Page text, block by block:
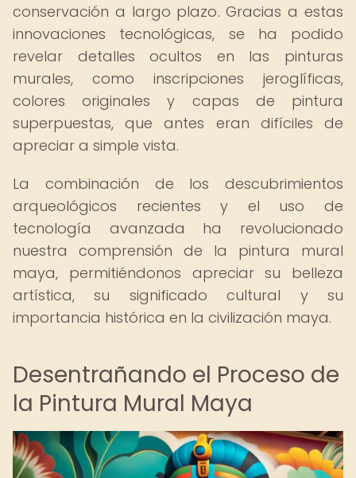
conservación a largo plazo. Gracias a estas
innovaciones tecnológicas, se ha podido
revelar detalles ocultos en las pinturas
murales, como inscripciones jeroglíficas,
colores originales y capas de pintura
superpuestas, que antes eran difíciles de
apreciar a simple vista.
La combinación de los descubrimientos
arqueológicos recientes y el uso de
tecnología avanzada ha revolucionado
nuestra comprensión de la pintura mural
maya, permitiéndonos apreciar su belleza
artística, su significado cultural y su
importancia histórica en la civilización maya.
Desentrañando el Proceso de
la Pintura Mural Maya